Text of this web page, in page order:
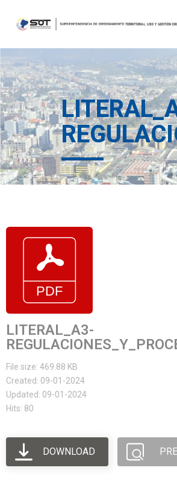
LITERAL_A3-
File size: 469.88 KB
Created: 09-01-2024
Updated: 09-01-2024
Hits: 80
DOWNLOAD